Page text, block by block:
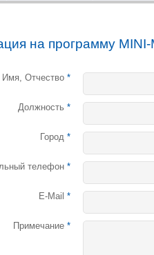
и управленческого
корпоративных
Oliver)
Norvik Banka (Латвия)
на программу
Отчество *
Должность *
Город *
телефон *
E-Mail *
Примечание *